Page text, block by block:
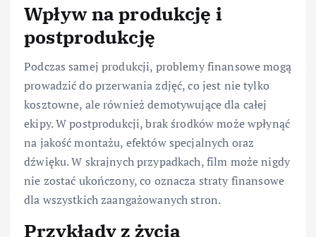
Wpływ na produkcję i
postprodukcję
Podczas samej produkcji, problemy finansowe mogą
prowadzić do przerwania zdjęć, co jest nie tylko
kosztowne, ale również demotywujące dla całej
ekipy. W postprodukcji, brak środków może wpłynąć
na jakość montażu, efektów specjalnych oraz
dźwięku. W skrajnych przypadkach, film może nigdy
nie zostać ukończony, co oznacza straty finansowe
dla wszystkich zaangażowanych stron.
Przykłady z życia